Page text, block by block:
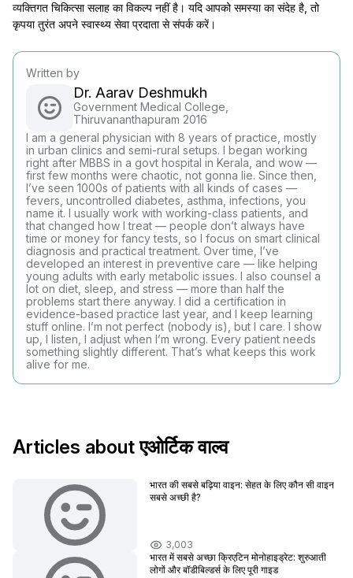
व्यक्तिगत चिकित्सा सलाह का विकल्प नहीं है। यदि आपको समस्या का संदेह है, तो
कृपया तुरंत अपने स्वास्थ्य सेवा प्रदाता से संपर्क करें।
Written by
Dr. Aarav Deshmukh
Government Medical College,
Thiruvananthapuram 2016
I am a general physician with 8 years of practice, mostly
in urban clinics and semi-rural setups. I began working
right after MBBS in a govt hospital in Kerala, and wow —
first few months were chaotic, not gonna lie. Since then,
I’ve seen 1000s of patients with all kinds of cases —
fevers, uncontrolled diabetes, asthma, infections, you
name it. I usually work with working-class patients, and
that changed how I treat — people don’t always have
time or money for fancy tests, so I focus on smart clinical
diagnosis and practical treatment. Over time, I’ve
developed an interest in preventive care — like helping
young adults with early metabolic issues. I also counsel a
lot on diet, sleep, and stress — more than half the
problems start there anyway. I did a certification in
evidence-based practice last year, and I keep learning
stuff online. I’m not perfect (nobody is), but I care. I show
up, I listen, I adjust when I’m wrong. Every patient needs
something slightly different. That’s what keeps this work
alive for me.
Articles about एओर्टिक वाल्व
भारत की सबसे बढ़िया वाइन: सेहत के लिए कौन सी वाइन
सबसे अच्छी है?
3,003
भारत में सबसे अच्छा क्रिएटिन मोनोहाइड्रेट: शुरुआती
लोगों और बॉडीबिल्डर्स के लिए पूरी गाइड